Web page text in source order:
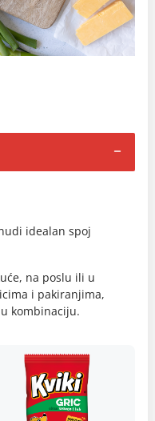
idealan spoj
na poslu ili u
i pakiranjima,
kombinaciju.